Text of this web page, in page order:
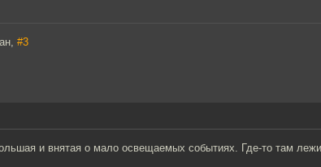
#3
и внятая о мало освещаемых событиях. Где-то там